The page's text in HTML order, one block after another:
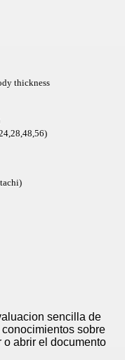
thickness
sencilla de
sobre
abrir el documento